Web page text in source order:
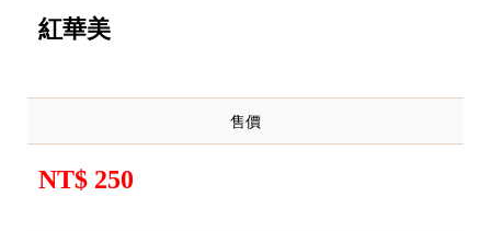
紅華美
售價
NT$ 250